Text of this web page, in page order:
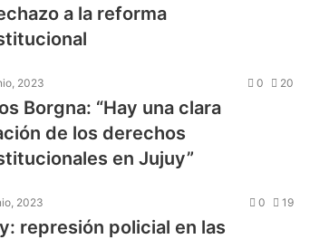
a la reforma
2023 0 20
Borgna: “Hay una clara
de los derechos
en Jujuy”
2023 0 19
represión policial en las